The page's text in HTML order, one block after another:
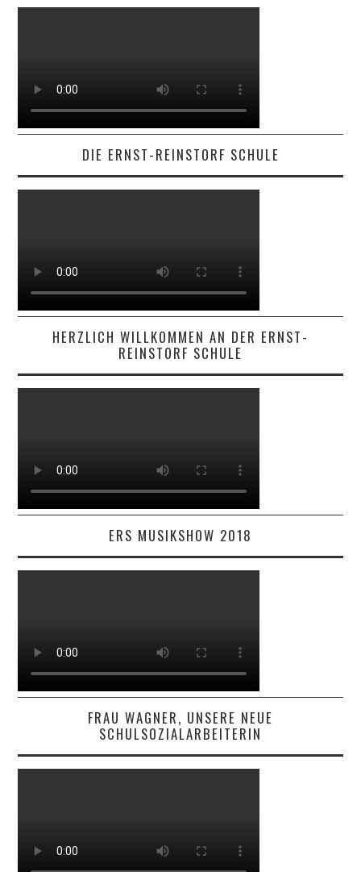
DIE ERNST-REINSTORF SCHULE
HERZLICH WILLKOMMEN AN DER ERNST-
REINSTORF SCHULE
ERS MUSIKSHOW 2018
FRAU WAGNER, UNSERE NEUE
SCHULSOZIALARBEITERIN